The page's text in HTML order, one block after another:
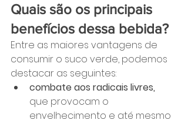
Quais são os principais
benefícios dessa bebida?
Entre as maiores vantagens de
consumir o suco verde, podemos
destacar as seguintes:
combate aos radicais livres,
que provocam o
envelhecimento e até mesmo